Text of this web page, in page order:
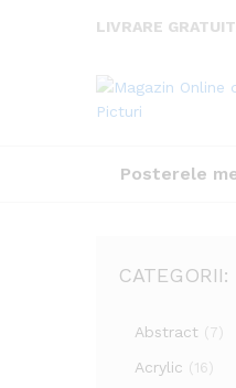
LIVRARE
Posterele
CATEGORII:
Abstract (7)
Acrylic (16)